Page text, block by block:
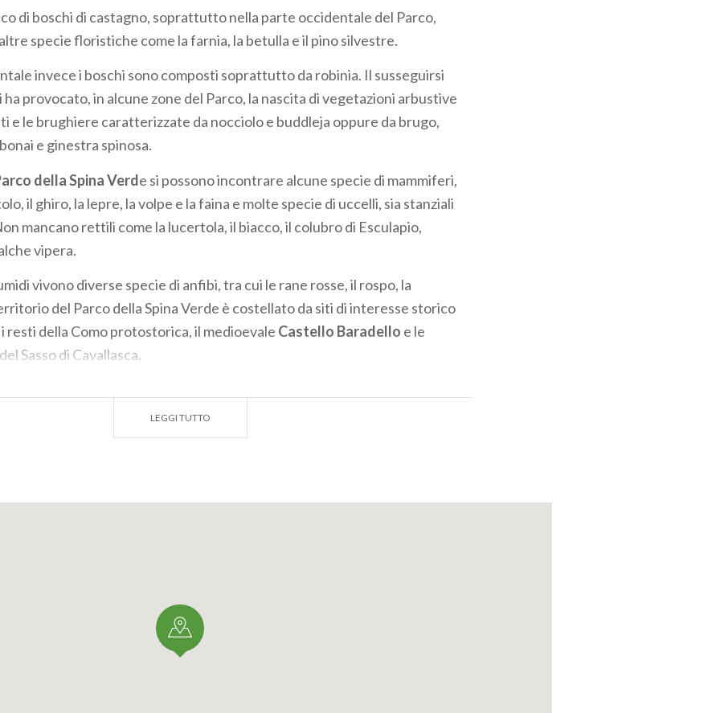
di boschi di castagno, soprattutto nella parte occidentale del Parco,
specie floristiche come la farnia, la betulla e il pino silvestre.
invece i boschi sono composti soprattutto da robinia. Il susseguirsi
ha provocato, in alcune zone del Parco, la nascita di vegetazioni arbustive
e le brughiere caratterizzate da nocciolo e buddleja oppure da brugo,
e ginestra spinosa.
della Spina Verde si possono incontrare alcune specie di mammiferi,
il ghiro, la lepre, la volpe e la faina e molte specie di uccelli, sia stanziali
mancano rettili come la lucertola, il biacco, il colubro di Esculapio,
vipera.
vivono diverse specie di anfibi, tra cui le rane rosse, il rospo, la
del Parco della Spina Verde è costellato da siti di interesse storico
resti della Como protostorica, il medioevale Castello Baradello e le
Sasso di Cavallasca.
Croce di S. EutichioLEGGI TUTTO